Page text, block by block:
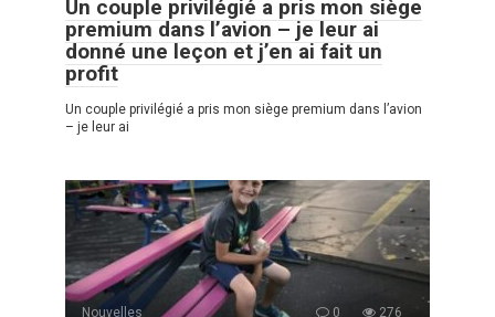
Un couple privilégié a pris mon siège
premium dans l’avion – je leur ai
donné une leçon et j’en ai fait un
profit
Un couple privilégié a pris mon siège premium dans l’avion
– je leur ai
Nouvelles 0 276